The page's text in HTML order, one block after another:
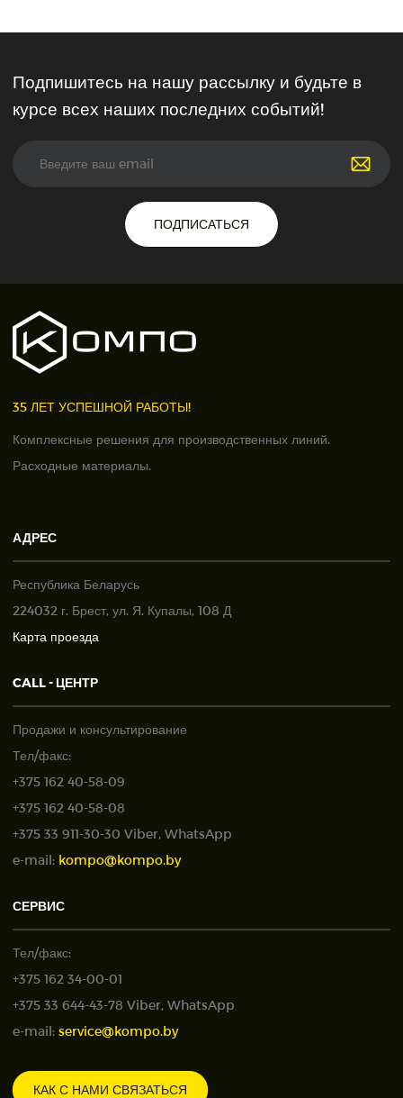
Подпишитесь на нашу рассылку и будьте в
курсе всех наших последних событий!
ПОДПИСАТЬСЯ
35 ЛЕТ УСПЕШНОЙ РАБОТЫ!
Комплексные решения для производственных линий.
Расходные материалы.
АДРЕС
Республика Беларусь
224032 г. Брест, ул. Я. Купалы, 108 Д
Карта проезда
CALL - ЦЕНТР
Продажи и консультирование
Тел/факс:
+375 162 40-58-09
+375 162 40-58-08
+375 33 911-30-30 Viber, WhatsApp
e-mail: kompo@kompo.by
СЕРВИС
Тел/факс:
+375 162 34-00-01
+375 33 644-43-78 Viber, WhatsApp
e-mail: service@kompo.by
КАК С НАМИ СВЯЗАТЬСЯ